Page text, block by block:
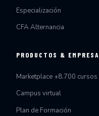
Especialización
CFA Alternancia
PRODUCTOS & EMPRESA
Marketplace +8.700 cursos
Campus virtual
Plan de Formación